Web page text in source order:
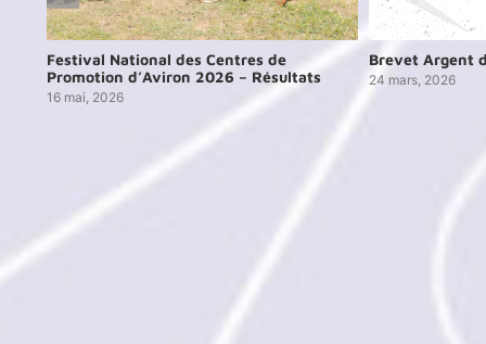
Festival National des Centres de
Promotion d’Aviron 2026 – Résultats
16 mai, 2026
Brevet Argent
24 mars, 2026